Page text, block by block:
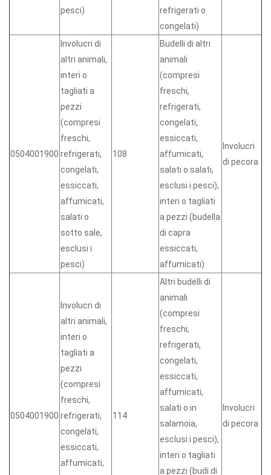
pesci)
refrigerati o
congelati)
0504001900
Involucri di
altri animali,
interi o
tagliati a
pezzi
(compresi
freschi,
refrigerati,
congelati,
essiccati,
affumicati,
salati o
sotto sale,
esclusi i
pesci)
108
Budelli di altri
animali
(compresi
freschi,
refrigerati,
congelati,
essiccati,
affumicati,
salati o salati,
esclusi i pesci),
interi o tagliati
a pezzi (budella
di capra
essiccati,
affumicati)
Involucri
di pecora
0504001900
Involucri di
altri animali,
interi o
tagliati a
pezzi
(compresi
freschi,
refrigerati,
congelati,
essiccati,
affumicati,
114
Altri budelli di
animali
(compresi
freschi,
refrigerati,
congelati,
essiccati,
affumicati,
salati o in
salamoia,
esclusi i pesci),
interi o tagliati
a pezzi (budi di
Involucri
di pecora